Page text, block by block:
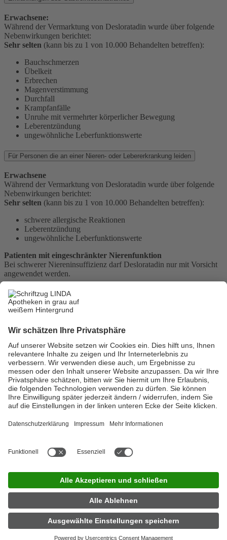
Erwachsene:
Während der Vermarktung von Desloratadin wurde über folgende
Nebenwirkungen berichtet:
Sehr selten (kann bis zu 1 von 10.000 Behandelten betreffen):
Bauchschmerzen
Übelkeit
Erbrechen
Magenverstimmung
Durchfall
Krampfanfälle
Unruhe mit vermehrter körperlicher Bewegung
Leberentzündung
ungewöhnliche Leberfunktionswerte
Für Personen die an einer Nieren- oder Lebererkrankung leiden
Erwachsene
Während der Vermarktung von Desloratadin wurde über folgende
Nebenwirkungen berichtet:
Sehr selten (kann bis zu 1 von 10.000 Behandelten betreffen):
schwere allergische Reaktionen
Leberentzündung
ungewöhnliche Leberfunktionswerte
Patienten mit eingeschränkter Nierenfunktion
Bei schwerer Niereninsuffizienz darf Desloratadin nur mit Vorsicht
angewendet werden.
Hersteller:
Lek Pharmaceuticals d.d.
1526 Ljubljana
Slowenien
Pharmazeutischer Unternehmer
Hexal AG
Industriestraße 25
83607 Holzkirchen
letzte Aktualisierung am23.04.2026 - 09:52 Uhr
LINDA Jobfinder| Datenschutz
Kontakt Partner Über LINDA Für Apotheker
Investor
Relations
LINDA Apotheke finden
Jetzt App herunterladen
Folgen Sie uns